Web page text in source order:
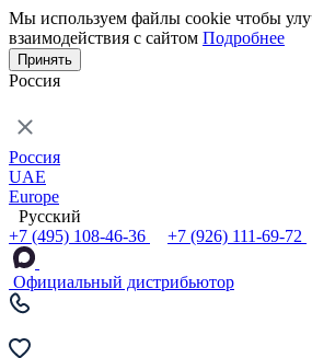
Мы используем файлы cookie чтобы
взаимодействия с сайтом Подробнее
Принять
Россия
Россия
UAE
Europe
Русский
+7 (495) 108-46-36
+7 (926) 111-69-72
Официальный дистрибьютор